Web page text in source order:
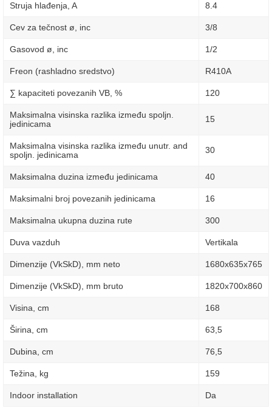
Struja hlađenja, A 8.4
Cev za tečnost ø, inc 3/8
Gasovod ø, inc 1/2
Freon (rashladno sredstvo) R410A
∑ kapaciteti povezanih VB, % 120
Maksimalna visinska razlika između spoljn.
jedinicama
15
Maksimalna visinska razlika između unutr. and
spoljn. jedinicama
30
Maksimalna duzina između jedinicama 40
Maksimalni broj povezanih jedinicama 16
Maksimalna ukupna duzina rute 300
Duva vazduh Vertikala
Dimenzije (VkSkD), mm neto 1680x635x765
Dimenzije (VkSkD), mm bruto 1820х700х860
Visina, сm 168
Širina, сm 63,5
Dubina, сm 76,5
Težina, kg 159
Indoor installation Da